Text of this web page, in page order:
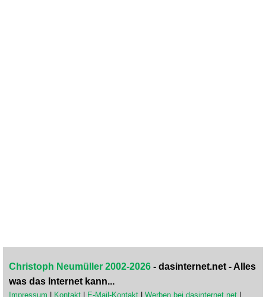
Christoph Neumüller 2002-2026 - dasinternet.net - Alles
was das Internet kann...
Impressum Kontakt E-Mail-Kontakt Werben bei dasinternet.net